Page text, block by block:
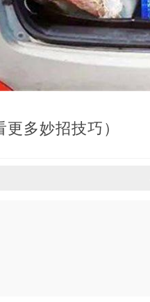
更多妙招技巧）